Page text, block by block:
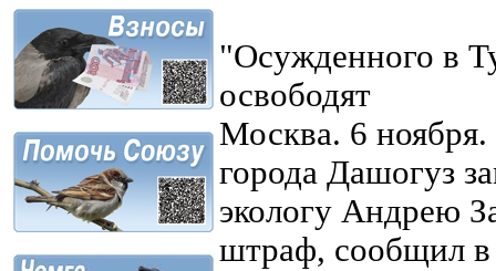
"Осужденного в
освободят
Москва. 6
города Дашогуз
экологу Андрею
штраф, сообщил в